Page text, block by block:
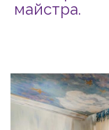
майстра.